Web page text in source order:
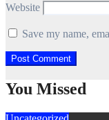
Website
Save my name,
You Missed